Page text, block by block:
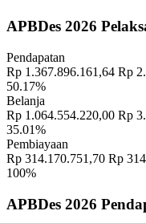
Penuhi Amanat UU Desa,
Sistem Informasi Desa 10
"TRADISI MEMASAR
PEKEN" 15 November
Banjar Cekeng Destinasi
18 September 2018
"PENANAMAN TOGA
CONTOH"
"Akhirnya, Jalan Menuju
APBDes 2026
Pendapatan
Rp 1.367.896.161,64 Rp
50.17%
Belanja
Rp 1.064.554.220,00 Rp
35.01%
Pembiayaan
Rp 314.170.751,70 Rp
100%
APBDes 2026